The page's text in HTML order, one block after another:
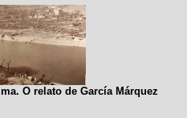
O relato de García Márquez